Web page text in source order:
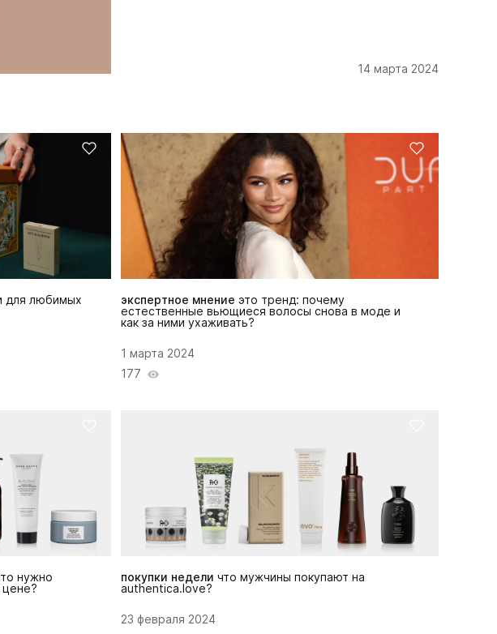
14 марта 2024
для любимых
экспертное мнение это тренд: почему
естественные вьющиеся волосы снова в моде и
как за ними ухаживать?
1 марта 2024
177
нужно
покупки недели что мужчины покупают на
authentica.love?
23 февраля 2024